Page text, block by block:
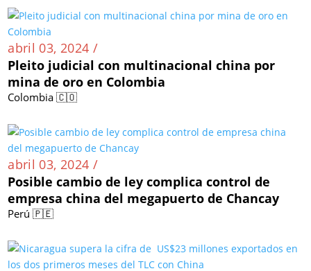
abril 03, 2024 /
Pleito judicial con multinacional china por
mina de oro en Colombia
Colombia 🇨🇴
abril 03, 2024 /
Posible cambio de ley complica control de
empresa china del megapuerto de Chancay
Perú 🇵🇪